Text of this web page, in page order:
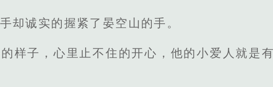
却诚实的握紧了晏空山的手。
样子，心里止不住的开心，他的小爱人就是